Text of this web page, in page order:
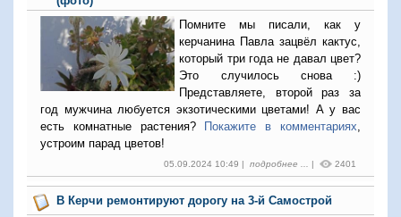
Помните мы писали, как у
керчанина Павла зацвёл кактус,
который три года не давал цвет?
Это случилось снова :)
Представляете, второй раз за
год мужчина любуется экзотическими цветами! А у вас
есть комнатные растения? Покажите в комментариях
устроим парад цветов!
05.09.2024 10:49 | подробнее ... | 2401
В Керчи ремонтируют дорогу на 3-й Самострой